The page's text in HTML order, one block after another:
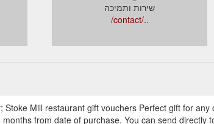
שירות ותמיכה
../contact/
Stoke Mill restaurant gift vouchers Perfect gift for
from date of purchase. You can send